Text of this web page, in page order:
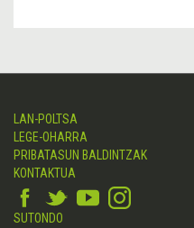
LAN-POLTSA
LEGE-OHARRA
PRIBATASUN BALDINTZAK
KONTAKTUA
SUTONDO